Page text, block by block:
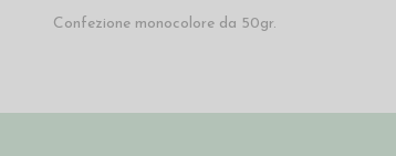
Confezione monocolore da 50gr.